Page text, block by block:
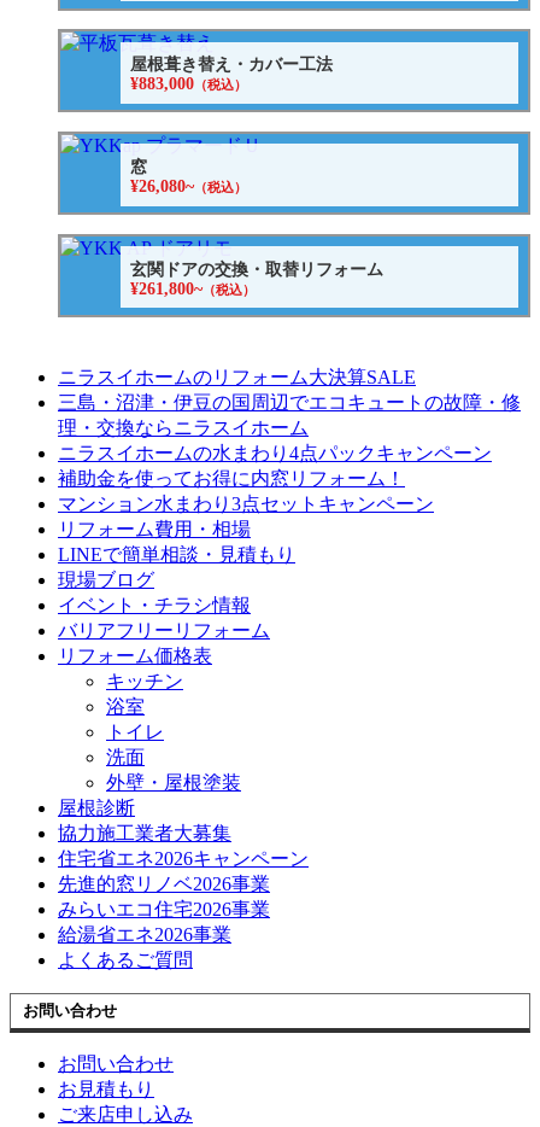
屋根葺き替え・カバー工法
¥883,000 （税込）
窓
¥26,080~（税込）
玄関ドアの交換・取替リフォーム
¥261,800~（税込）
ニラスイホームのリフォーム大決算SALE
三島・沼津・伊豆の国周辺でエコキュートの故障・修
理・交換ならニラスイホーム
ニラスイホームの水まわり4点パックキャンペーン
補助金を使ってお得に内窓リフォーム！
マンション水まわり3点セットキャンペーン
リフォーム費用・相場
LINEで簡単相談・見積もり
現場ブログ
イベント・チラシ情報
バリアフリーリフォーム
リフォーム価格表
キッチン
浴室
トイレ
洗面
外壁・屋根塗装
屋根診断
協力施工業者大募集
住宅省エネ2026キャンペーン
先進的窓リノベ2026事業
みらいエコ住宅2026事業
給湯省エネ2026事業
よくあるご質問
お問い合わせ
お問い合わせ
お見積もり
ご来店申し込み